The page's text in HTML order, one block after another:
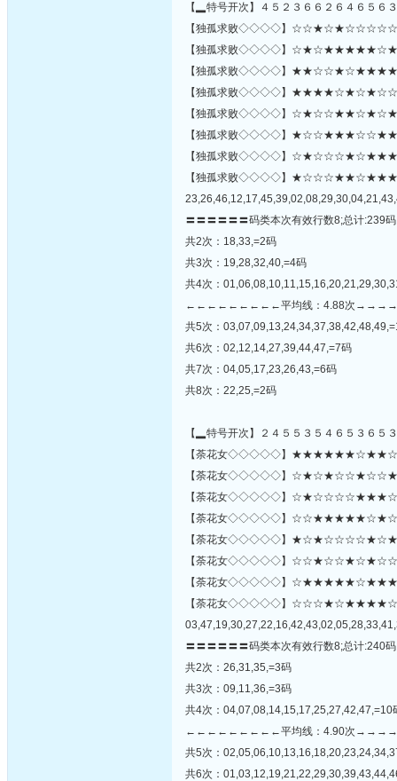
【▂特号开次】４５２３６６２６４６５６
【独孤求败◇◇◇◇】
【独孤求败◇◇◇◇】
【独孤求败◇◇◇◇】
【独孤求败◇◇◇◇】
【独孤求败◇◇◇◇】
【独孤求败◇◇◇◇】
【独孤求败◇◇◇◇】
【独孤求败◇◇◇◇】
〓〓〓〓〓〓码类本次有效行数8;总计:239
共2次：18,33,=2码
共3次：19,28,32,40,=4码
共4次：
←←←←←←←←←平均线：4.88次
共5次：
共6次：02,12,14,27,39,44,47,=7码
共7次：04,05,17,23,26,43,=6码
共8次：22,25,=2码
【▂特号开次】２４５５３５４６５３６５
【荼花女◇◇◇◇◇】
【荼花女◇◇◇◇◇】
【荼花女◇◇◇◇◇】
【荼花女◇◇◇◇◇】
【荼花女◇◇◇◇◇】
【荼花女◇◇◇◇◇】
【荼花女◇◇◇◇◇】
【荼花女◇◇◇◇◇】
〓〓〓〓〓〓码类本次有效行数8;总计:240
共2次：26,31,35,=3码
共3次：09,11,36,=3码
共4次：04,07,08,14,15,17,25,27,42,47,=10
←←←←←←←←←平均线：4.90次
共5次：
共6次：